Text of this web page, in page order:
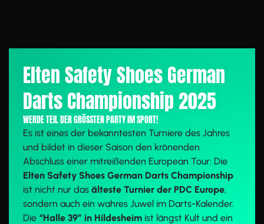
WERDE TEIL DER GRÖSSTEN PARTY IM SPORT!
Elten Safety Shoes German
Darts Championship 2025
Es ist eines der bekanntesten Turniere des Jahres
und bildet in dieser Saison den krönenden
Abschluss einer mitreißenden European Tour: Die
Elten Safety Shoes German Darts Championship
ist nicht nur das älteste Turnier der PDC Europe,
sondern auch ein wahres Juwel im Darts-Kalender.
Die “Halle 39” in Hildesheim ist längst Kult und ein